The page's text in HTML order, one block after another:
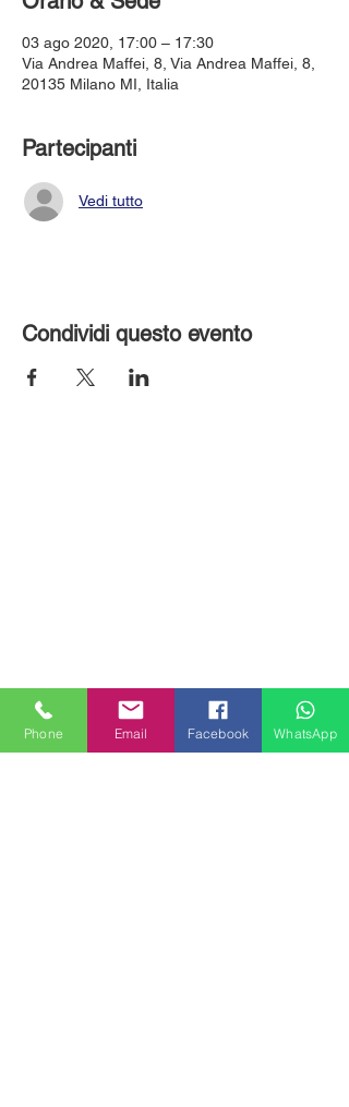
03 ago 2020, 17:00 – 17:30
Via Andrea Maffei, 8, Via Andrea Maffei, 8,
20135 Milano MI, Italia
Partecipanti
Vedi tutto
Condividi questo evento
MILANHOUSES
Phone Email Facebook WhatsApp